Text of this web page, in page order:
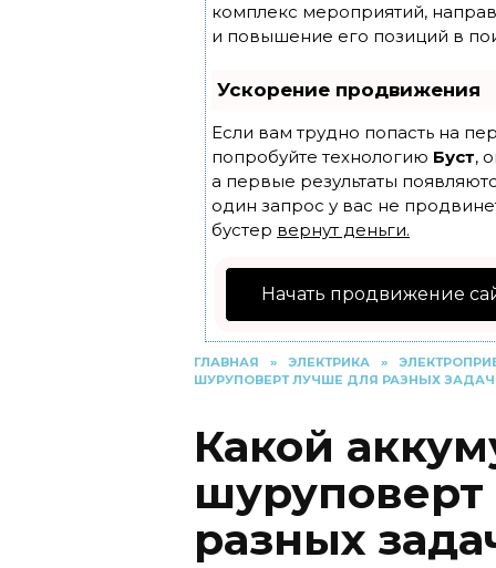
комплекс мероприятий,
и повышение его позиций в
Ускорение продвижения
Если вам трудно попасть на
попробуйте технологию Буст,
а первые результаты
один запрос у вас не
бустер вернут деньги.
Начать продвижение
ГЛАВНАЯ » ЭЛЕКТРИКА »
ШУРУПОВЕРТ ЛУЧШЕ ДЛЯ РАЗНЫХ ЗАДАЧ
Какой
разных